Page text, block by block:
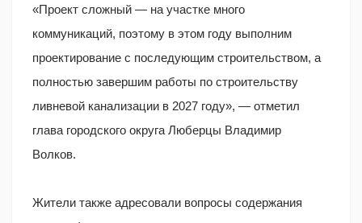
«Проект сложный — на участке много
коммуникаций, поэтому в этом году выполним
проектирование с последующим строительством, а
полностью завершим работы по строительству
ливневой канализации в 2027 году», — отметил
глава городского округа Люберцы Владимир
Волков.
Жители также адресовали вопросы содержания